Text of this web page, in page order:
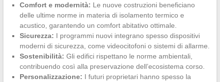
Comfort e modernità: Le nuove costruzioni beneficiano
delle ultime norme in materia di isolamento termico e
acustico, garantendo un comfort abitativo ottimale.
Sicurezza: I programmi nuovi integrano spesso dispositivi
moderni di sicurezza, come videocitofoni o sistemi di allarme.
Sostenibilità: Gli edifici rispettano le norme ambientali,
contribuendo così alla preservazione dell’ecosistema corso.
Personalizzazione: I futuri proprietari hanno spesso la